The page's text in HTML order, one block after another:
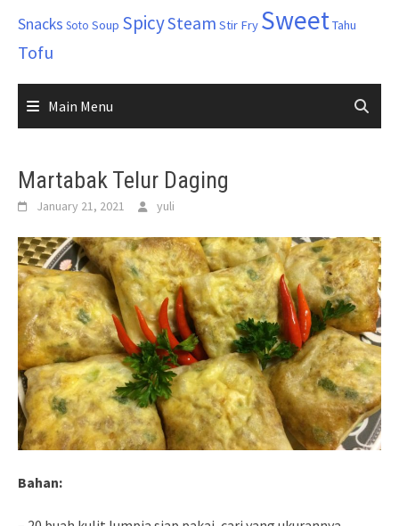
Snacks Soto Soup SpicySteam Stir Fry SweetTahu
Tofu
Main Menu
Martabak Telur Daging
January 21, 2021 yuli
Bahan: